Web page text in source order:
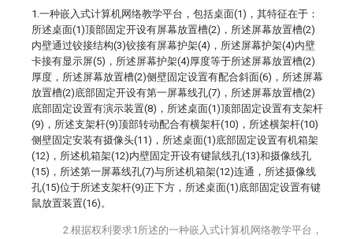
1.一种嵌入式计算机网络教学平台，包括桌面(1)，其特征在于：
所述桌面(1)顶部固定开设有屏幕放置槽(2)，所述屏幕放置槽(2)
内壁通过铰接结构(3)铰接有屏幕护架(4)，所述屏幕护架(4)内壁
卡接有显示屏(5)，所述屏幕护架(4)厚度等于所述屏幕放置槽(2)
厚度，所述屏幕放置槽(2)侧壁固定设置有配合斜面(6)，所述屏幕
放置槽(2)底部固定开设有第一屏幕线孔(7)，所述屏幕放置槽(2)
底部固定设置有演示装置(8)，所述桌面(1)顶部固定设置有支架杆
(9)，所述支架杆(9)顶部转动配合有横架杆(10)，所述横架杆(10)
侧壁固定安装有摄像头(11)，所述桌面(1)底部固定设置有机箱架
(12)，所述机箱架(12)内壁固定开设有键鼠线孔(13)和摄像线孔
(15)，所述第一屏幕线孔(7)与所述机箱架(12)连通，所述摄像线
孔(15)位于所述支架杆(9)正下方，所述桌面(1)底部固定设置有键
鼠放置装置(16)。
2.根据权利要求1所述的一种嵌入式计算机网络教学平台，